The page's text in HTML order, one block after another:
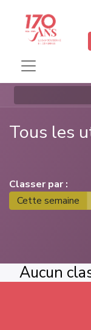
Tous les
Classer par :
Cette semaine
Aucun